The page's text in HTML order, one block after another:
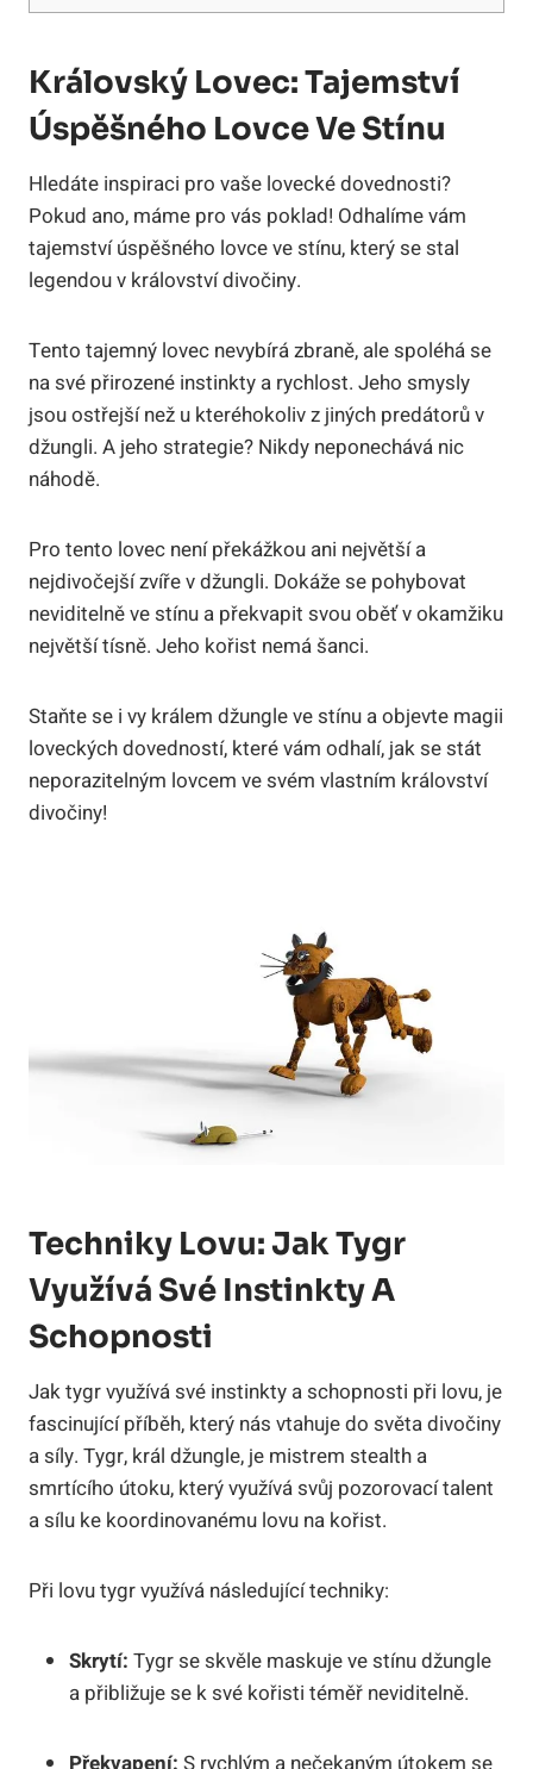
Královský Lovec: Tajemství
Úspěšného Lovce Ve Stínu
Hledáte inspiraci pro vaše lovecké dovednosti?
Pokud ano, máme pro vás poklad! Odhalíme vám
tajemství úspěšného lovce ve stínu, který se stal
legendou v království divočiny.
Tento tajemný lovec nevybírá zbraně, ale spoléhá se
na své přirozené instinkty a rychlost. Jeho smysly
jsou ostřejší než u kteréhokoliv z jiných predátorů v
džungli. A jeho strategie? Nikdy neponechává nic
náhodě.
Pro tento lovec není překážkou ani největší a
nejdivočejší zvíře v džungli. Dokáže se pohybovat
neviditelně ve stínu a překvapit svou oběť v okamžiku
největší tísně. Jeho kořist nemá šanci.
Staňte se i vy králem džungle ve stínu a objevte magii
loveckých dovedností, které vám odhalí, jak se stát
neporazitelným lovcem ve svém vlastním království
divočiny!
Techniky Lovu: Jak Tygr
Využívá Své Instinkty A
Schopnosti
Jak tygr využívá své instinkty a schopnosti při lovu, je
fascinující příběh, který nás vtahuje do světa divočiny
a síly. Tygr, král džungle, je mistrem stealth a
smrtícího útoku, který využívá svůj pozorovací talent
a sílu ke koordinovanému lovu na kořist.
Při lovu tygr využívá následující techniky:
Skrytí: Tygr se skvěle maskuje ve stínu džungle
a přibližuje se k své kořisti téměř neviditelně.